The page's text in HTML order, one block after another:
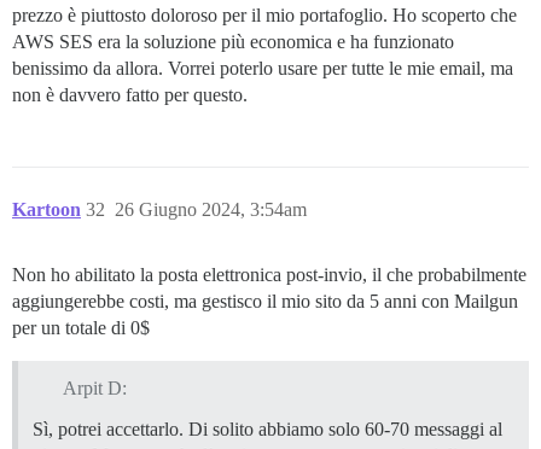
prezzo è piuttosto doloroso per il mio portafoglio. Ho scoperto che
AWS SES era la soluzione più economica e ha funzionato
benissimo da allora. Vorrei poterlo usare per tutte le mie email, ma
non è davvero fatto per questo.
Kartoon 26 Giugno 2024, 3:54am
32
Non ho abilitato la posta elettronica post-invio, il che probabilmente
aggiungerebbe costi, ma gestisco il mio sito da 5 anni con Mailgun
per un totale di 0$
Arpit D:
Sì, potrei accettarlo. Di solito abbiamo solo 60-70 messaggi al